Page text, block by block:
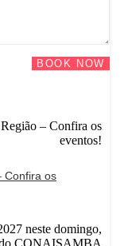
BOOK NOW
Confira os